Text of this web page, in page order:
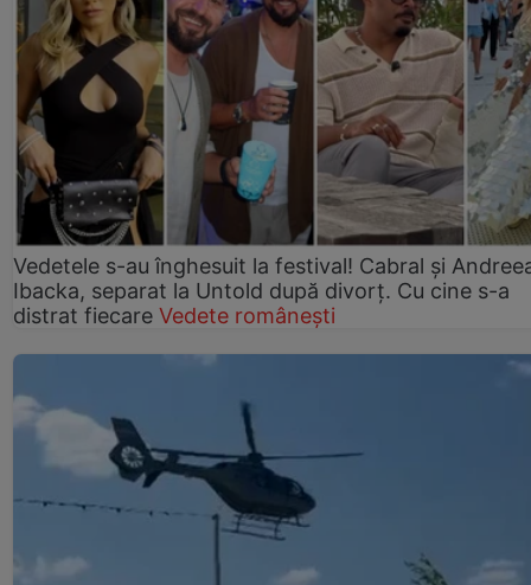
Vedetele s-au înghesuit la festival! Cabral și
Ibacka, separat la Untold după divorț. Cu cine s-a
distrat fiecare Vedete românești